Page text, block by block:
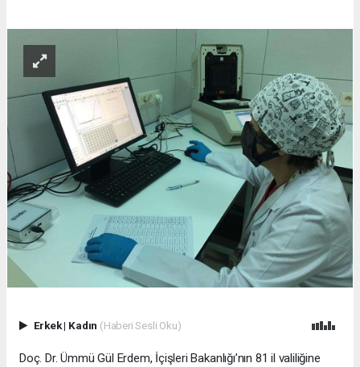
Erkek| Kadın (Haberi Sesli Oku)
Doç. Dr. Ümmü Gül Erdem, İçişleri Bakanlığı’nın 81 il valiliğine